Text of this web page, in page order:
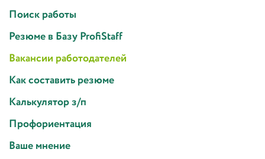
Поиск работы
Резюме в Базу ProfiStaff
Вакансии работодателей
Как составить резюме
Калькулятор з/п
Профориентация
Ваше мнение